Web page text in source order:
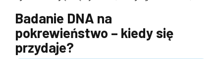
Badanie DNA na
pokrewieństwo – kiedy się
przydaje?